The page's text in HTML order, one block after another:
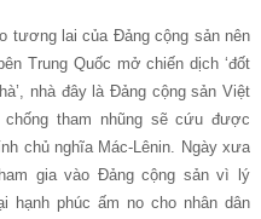
tương lai của Đảng cộng sản nên
Trung Quốc mở chiến dịch ‘đốt
nhà đây là Đảng cộng sản Việt
chống tham nhũng sẽ cứu được
chủ nghĩa Mác-Lênin. Ngày xưa
gia vào Đảng cộng sản vì lý
hạnh phúc ấm no cho nhân dân